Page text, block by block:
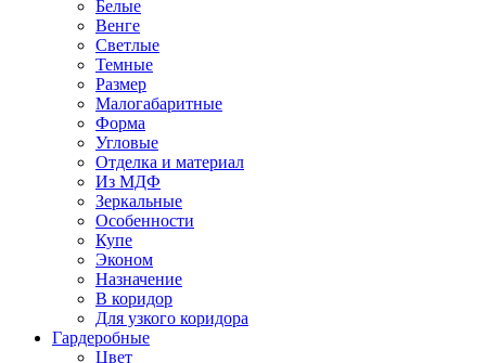
Белые
Венге
Светлые
Темные
Размер
Малогабаритные
Форма
Угловые
Отделка и материал
Из МДФ
Зеркальные
Особенности
Купе
Эконом
Назначение
В коридор
Для узкого коридора
Гардеробные
Цвет